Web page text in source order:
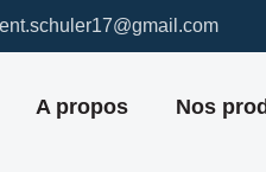
A propos Nos